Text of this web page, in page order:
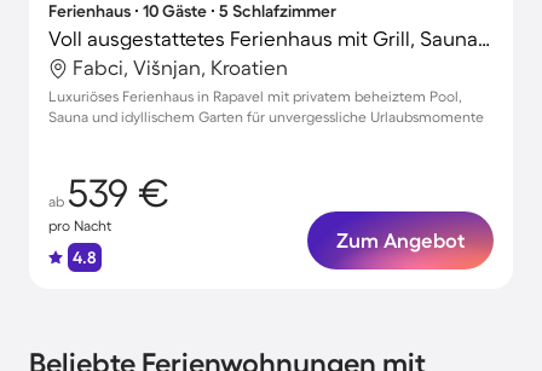
Ferienhaus ∙ 10 Gäste ∙ 5 Schlafzimmer
Voll ausgestattetes Ferienhaus mit Grill, Sauna und Garten | Panoramablick
Fabci, Višnjan, Kroatien
Luxuriöses Ferienhaus in Rapavel mit privatem beheiztem Pool,
Sauna und idyllischem Garten für unvergessliche Urlaubsmomente
ab 539 €
pro Nacht
4.8
Zum Angebot
Beliebte Ferienwohnungen mit